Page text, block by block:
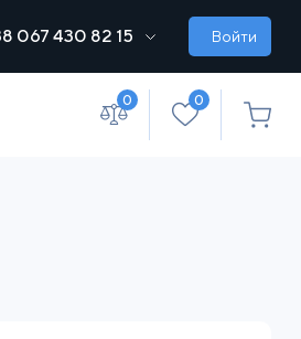
067 430 82 15 Войти
0 0